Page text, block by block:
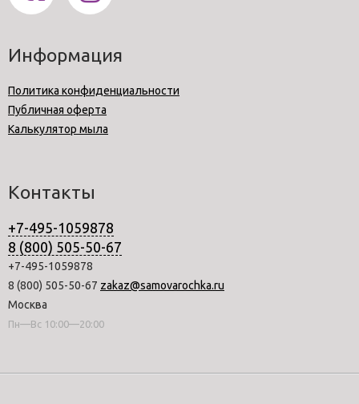
Информация
Политика конфиденциальности
Публичная оферта
Калькулятор мыла
Контакты
+7-495-1059878
8 (800) 505-50-67
+7-495-1059878
8 (800) 505-50-67 zakaz@samovarochka.ru
Москва
Пн—Вс 10:00—20:00